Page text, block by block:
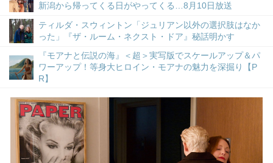
新潟から帰ってくる日がやってくる…8月10日放送
ティルダ・スウィントン「ジュリアン以外の選択肢はなか
った」『ザ・ルーム・ネクスト・ドア』秘話明かす
『モアナと伝説の海』＜超＞実写版でスケールアップ＆パ
ワーアップ！等身大ヒロイン・モアナの魅力を深掘り【P
R】